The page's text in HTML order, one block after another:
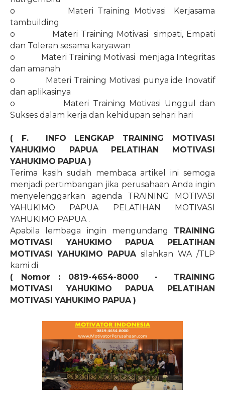
o
Materi Training Motivasi
Kerjasama
tambuilding
o
Materi Training Motivasi
simpati, Empati
dan Toleran sesama karyawan
o
Materi Training Motivasi menjaga Integritas
dan amanah
o
Materi Training Motivasi punya ide Inovatif
dan aplikasinya
o
Materi Training Motivasi Unggul dan
Sukses dalam kerja dan kehidupan sehari hari
( F.
INFO LENGKAP TRAINING MOTIVASI
YAHUKIMO PAPUA PELATIHAN MOTIVASI
YAHUKIMO PAPUA )
Terima kasih sudah membaca artikel ini semoga
menjadi pertimbangan jika perusahaan Anda ingin
menyelenggarkan agenda TRAINING MOTIVASI
YAHUKIMO PAPUA PELATIHAN MOTIVASI
YAHUKIMO PAPUA .
Apabila lembaga ingin mengundang TRAINING
MOTIVASI YAHUKIMO PAPUA PELATIHAN
MOTIVASI YAHUKIMO PAPUA silahkan WA /TLP
kami di
( Nomor : 0819-4654-8000
-
TRAINING
MOTIVASI YAHUKIMO PAPUA PELATIHAN
MOTIVASI YAHUKIMO PAPUA )